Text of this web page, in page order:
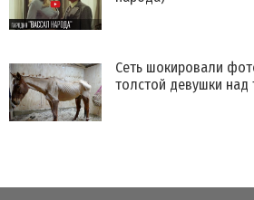
Сеть шокировали
толстой девушки